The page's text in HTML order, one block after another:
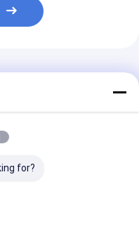
for?